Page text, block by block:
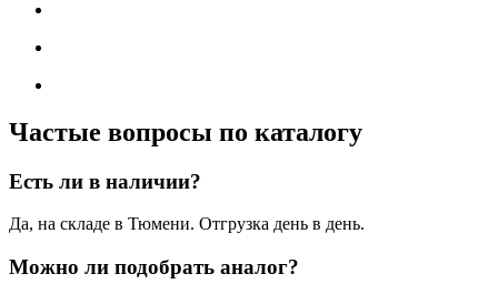
Частые вопросы по каталогу
Есть ли в наличии?
Да, на складе в Тюмени. Отгрузка день в день.
Можно ли подобрать аналог?